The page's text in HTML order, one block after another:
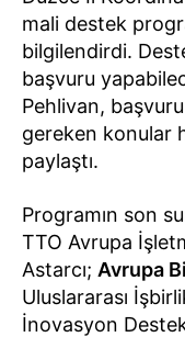
mali destek
bilgilendirdi.
başvuru
Pehlivan,
gereken konular
paylaştı.
Programın son
TTO Avrupa
Astarcı; Avrupa
Uluslararası
İnovasyon